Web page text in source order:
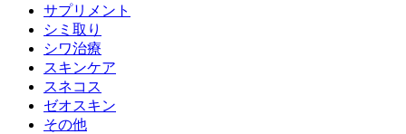
サプリメント
シミ取り
シワ治療
スキンケア
スネコス
ゼオスキン
その他